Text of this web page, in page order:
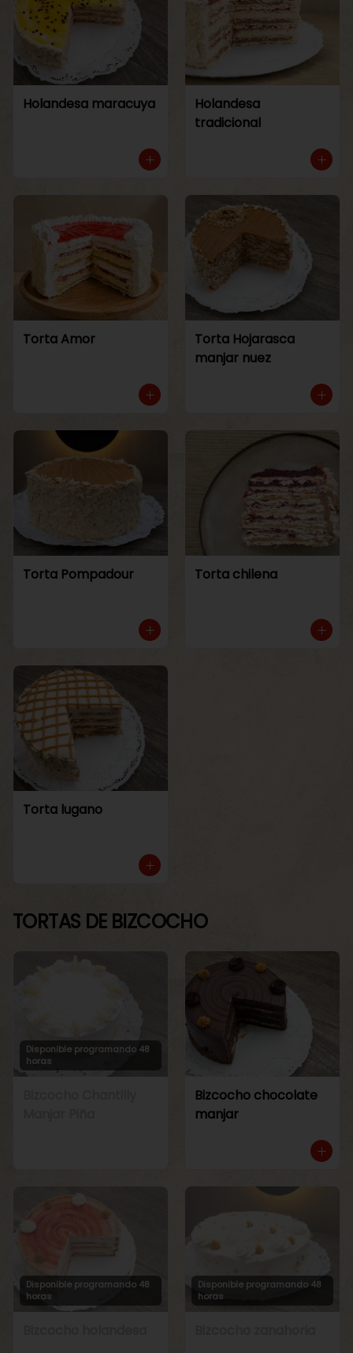
Holandesa maracuya
Holandesa
tradicional
Torta Amor
Torta Hojarasca
manjar nuez
Torta Pompadour Torta chilena
Torta lugano
TORTAS DE BIZCOCHO
Disponible programando 48
horas
Bizcocho chocolate
manjar
Disponible programando 48
horas
Disponible programando 48
horas